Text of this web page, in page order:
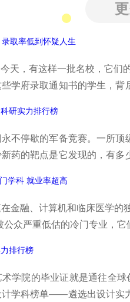
取率低到怀疑人生
天，有这样一批名校，它
学府录取通知书的学生，
门槛的绝对高度，遴选出
生的终极闯关。下面跟着榜
研实力排行榜
不停歇的军备竞赛。一所
药的靶点是它发现的，有
等国家级科研基金获批额
学研究的第一梯队。下面跟
学科 就业率超高
金融、计算机和临床医学的
公众严重低估的冷门专业，
业稳定性远超许多热门专
编辑一起来看看详细名单吧！
排行榜
术学院的毕业证就是通往全
学科榜单——遴选出设计实